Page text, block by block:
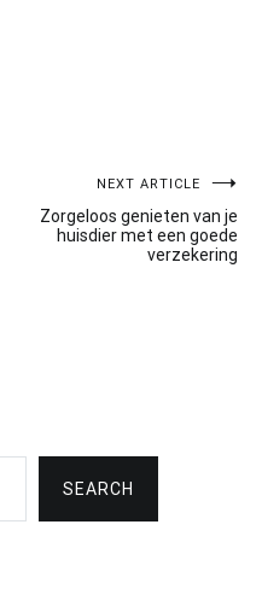
NEXT ARTICLE
Zorgeloos genieten van je
huisdier met een goede
verzekering
SEARCH